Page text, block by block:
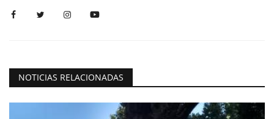
NOTICIAS RELACIONADAS